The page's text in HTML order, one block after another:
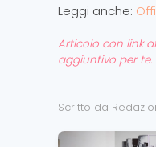
Leggi anche:
Articolo con link
aggiuntivo per
Scritto da